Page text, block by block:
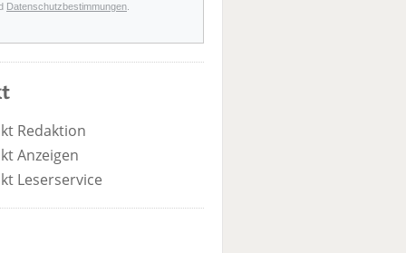
Datenschutzbestimmungen
Redaktion
Anzeigen
Leserservice